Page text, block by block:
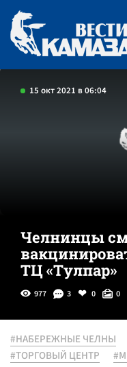
15 окт 2021 в 06:04
Челнинцы
ТЦ «Тулпар»
977 3 0 0
#НАБЕРЕЖНЫЕ ЧЕЛНЫ
#ТОРГОВЫЙ ЦЕНТР